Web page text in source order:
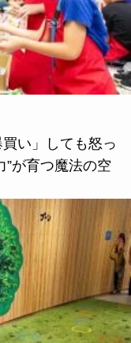
い」しても怒っ
”が育つ魔法の空